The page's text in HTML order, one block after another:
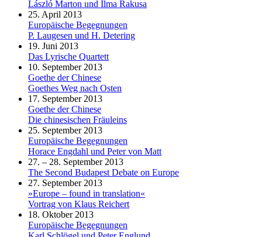
László Marton und Ilma Rakusa
25. April 2013
Europäische Begegnungen
P. Laugesen und H. Detering
19. Juni 2013
Das Lyrische Quartett
10. September 2013
Goethe der Chinese
Goethes Weg nach Osten
17. September 2013
Goethe der Chinese
Die chinesischen Fräuleins
25. September 2013
Europäische Begegnungen
Horace Engdahl und Peter von Matt
27. – 28. September 2013
The Second Budapest Debate on Europe
27. September 2013
»Europe – found in translation«
Vortrag von Klaus Reichert
18. Oktober 2013
Europäische Begegnungen